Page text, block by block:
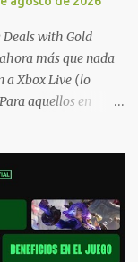
Deals with Gold
más que nada
a Xbox Live (lo
aquellos en
Windows PC y
por acá . ¿Aún
un tutorial extenso
de cómo
más completo